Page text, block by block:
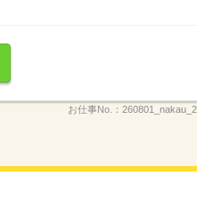
お仕事No.：